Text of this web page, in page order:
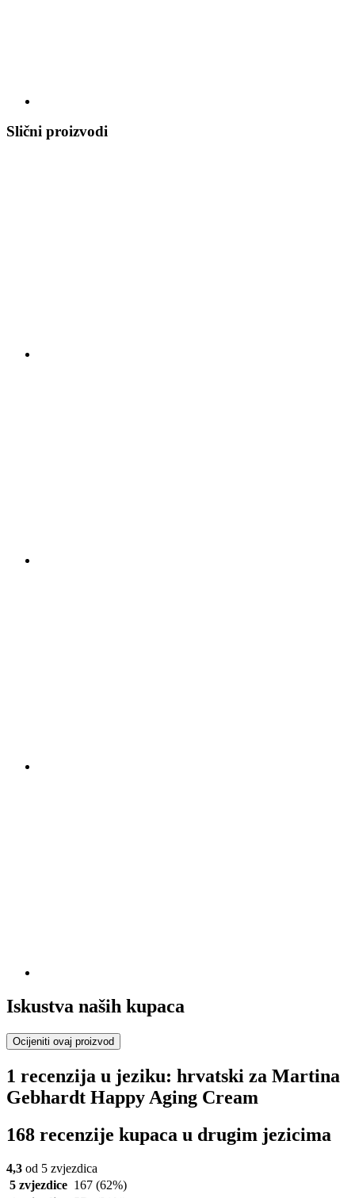
Slični proizvodi
Iskustva naših kupaca
Ocijeniti ovaj proizvod
1 recenzija u jeziku: hrvatski za Martina
Gebhardt Happy Aging Cream
168 recenzije kupaca u drugim jezicima
4,3 od 5 zvjezdica
5 zvjezdice 167 (62%)